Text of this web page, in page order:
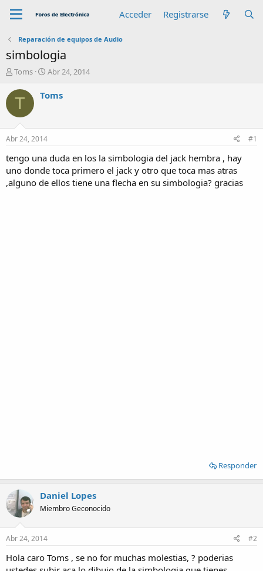
Acceder Registrarse
Reparación de equipos de Audio
simbologia
A
t
r
Toms
F
c
n
c
i
Abr 24, 2014
T Toms
Abr 24, 2014 #1
tengo una duda en los la simbologia del jack hembra , hay
uno donde toca primero el jack y otro que toca mas atras
,alguno de ellos tiene una flecha en su simbologia? gracias
Responder
Daniel Lopes
Miembro Geconocido
Abr 24, 2014 #2
Hola caro Toms , se no for muchas molestias, ? poderias